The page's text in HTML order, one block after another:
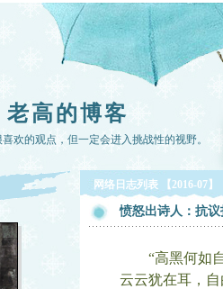
老高的博客
欢的观点，但一定会进入挑战性的视野。
网络日志列表 【2016-07】
愤怒出诗人：抗
“高黑何如自
云云犹在耳，